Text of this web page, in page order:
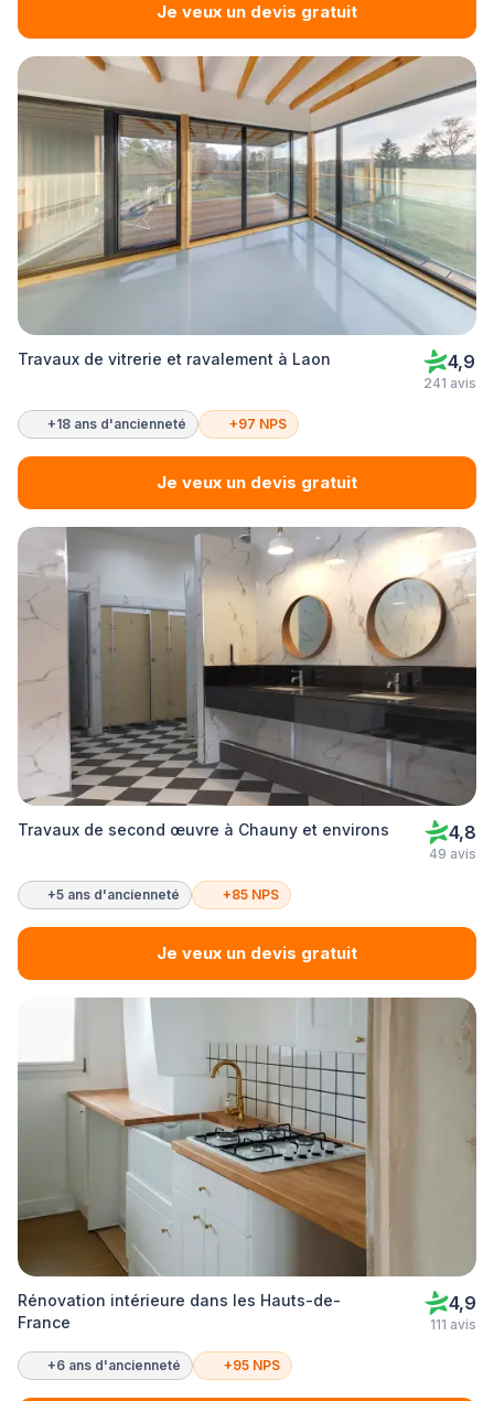
Je veux un devis gratuit
Travaux de vitrerie et ravalement à Laon 4,9
241 avis
+18 ans d'ancienneté +97 NPS
Je veux un devis gratuit
Travaux de second œuvre à Chauny et environs 4,8
49 avis
+5 ans d'ancienneté +85 NPS
Je veux un devis gratuit
Rénovation intérieure dans les Hauts-de-
France
4,9
111 avis
+6 ans d'ancienneté +95 NPS